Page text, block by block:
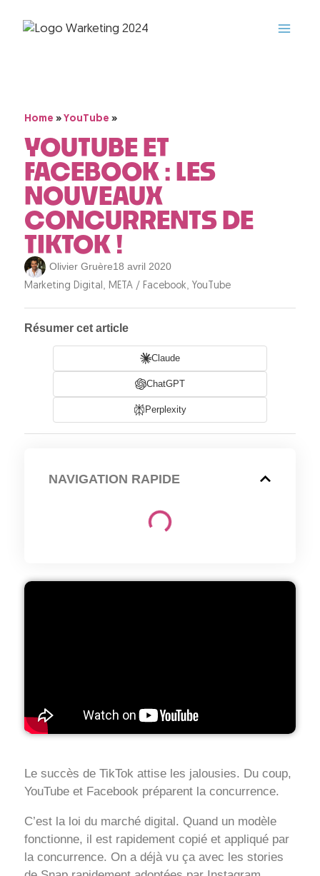
Home » YouTube »
YOUTUBE ET
FACEBOOK : LES
NOUVEAUX
CONCURRENTS DE
TIKTOK !
Olivier Gruère18 avril 2020
Marketing Digital META / Facebook YouTube
Résumer cet article
Claude
ChatGPT
Perplexity
NAVIGATION RAPIDE
Le succès de TikTok attise les jalousies. Du coup,
YouTube et Facebook préparent la concurrence.
C’est la loi du marché digital. Quand un modèle
fonctionne, il est rapidement copié et appliqué par
la concurrence. On a déjà vu ça avec les stories